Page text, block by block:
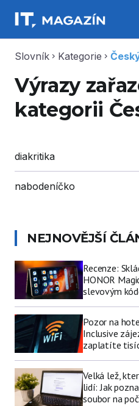
Slovník chevron_right Kategorie chevron_right
Výrazy
kategorii
diakritika
nabodeníčko
NEJNOVĚJŠÍ
Recenze:
HONOR
slevovým
Pozor na
Inclusive
zaplatíte
Velká lež,
lidí: Jak
soubor na